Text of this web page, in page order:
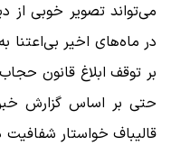
می‌تواند تصویر خوبی از
در ماه‌های اخیر بی‌اعتنا
بر توقف ابلاغ قانون
حتی بر اساس گزارش
قالیباف خواستار